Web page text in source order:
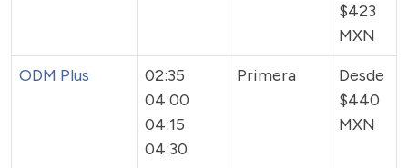
$423
MXN
ODM Plus
02:35
04:00
04:15
04:30
Primera
Desde
$440
MXN